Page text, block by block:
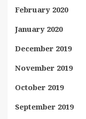
February 2020
January 2020
December 2019
November 2019
October 2019
September 2019